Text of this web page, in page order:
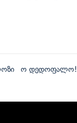
ო დედოფალო!